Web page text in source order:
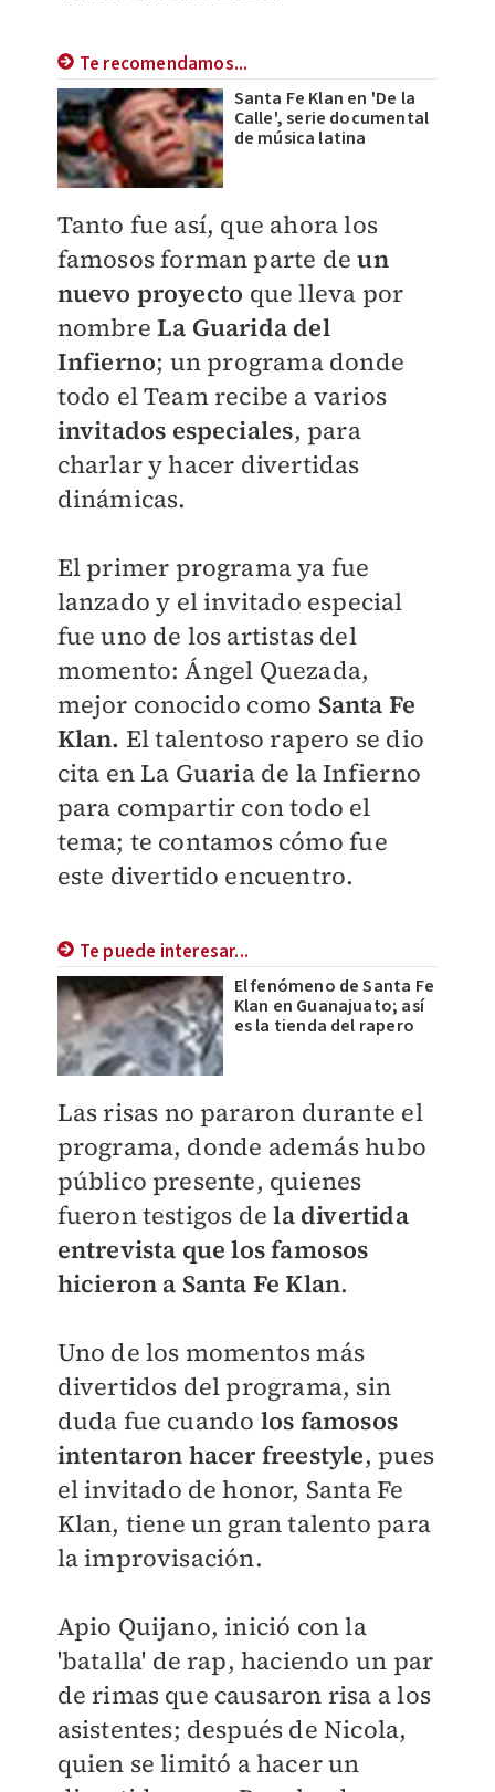
Te recomendamos...
Santa Fe Klan en 'De la
Calle', serie documental
de música latina
Tanto fue así, que ahora los
famosos forman parte deun
nuevo proyecto que lleva por
nombre La Guarida del
Infierno; un programa donde
todo el Team recibe a varios
invitados especiales, para
charlar y hacer divertidas
dinámicas.
El primer programa ya fue
lanzado y el invitado especial
fue uno de los artistas del
momento: Ángel Quezada,
mejor conocido como Santa Fe
Klan. El talentoso rapero se dio
cita en La Guaria de la Infierno
para compartir con todo el
tema; te contamos cómo fue
este divertido encuentro.
Te puede interesar...
El fenómeno de Santa Fe
Klan en Guanajuato; así
es la tienda del rapero
Las risas no pararon durante el
programa, donde además hubo
público presente, quienes
fueron testigos dela divertida
entrevista que los famosos
hicieron a Santa Fe Klan.
Uno de los momentos más
divertidos del programa, sin
duda fue cuando los famosos
intentaron hacer freestyle, pues
el invitado de honor, Santa Fe
Klan, tiene un gran talento para
la improvisación.
Apio Quijano, inició con la
'batalla' de rap, haciendo un par
de rimas que causaron risa a los
asistentes; después de Nicola,
quien se limitó a hacer un